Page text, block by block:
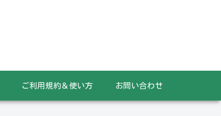
ご利用規約＆使い方 お問い合わせ